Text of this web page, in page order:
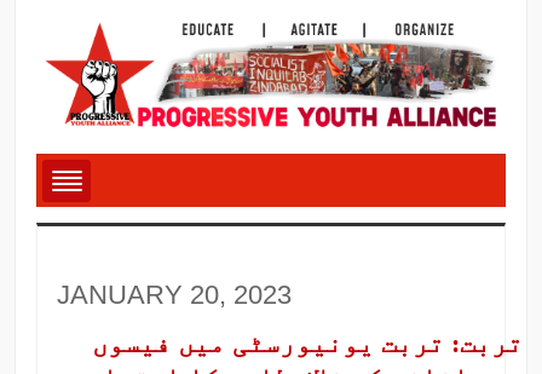
JANUARY 20, 2023
تربت: تربت یونیورسٹی میں فیسوں